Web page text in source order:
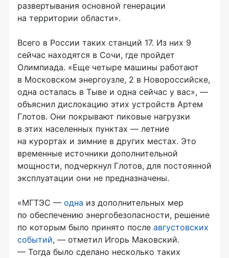
развертывания основной генерации
на территории области».
Всего в России таких станций 17. Из них 9
сейчас находятся в Сочи, где пройдет
Олимпиада. «Еще четыре машины работают
в Московском энергоузле, 2 в Новороссийске,
одна осталась в Тыве и одна сейчас у вас», —
объяснил дислокацию этих устройств Артем
Глотов. Они покрывают пиковые нагрузки
в этих населенных пунктах — летние
на курортах и зимние в других местах. Это
временные источники дополнительной
мощности, подчеркнул Глотов, для постоянной
эксплуатации они не предназначены.
«МГТЭС — одна из дополнительных мер
по обеспечению энергобезопасности, решение
по которым было принято после августовских
событий, — отметил Игорь Маковский.
— Тогда было сделано несколько таких